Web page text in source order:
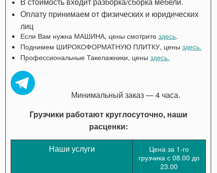
Оплату принимаем от физических и юридических
лиц
Если Вам нужна МАШИНА, цены смотритездесь.
Поднимем ШИРОКОФОРМАТНУЮ ПЛИТКУ, ценыздесь.
Профессиональные Такелажники, ценыздесь.
Минимальный заказ — 4 часа.
Грузчики работают круглосуточно, наши
расценки:
Наши услуги
Цена за 1-го
грузчика с 08.00 до
23.00